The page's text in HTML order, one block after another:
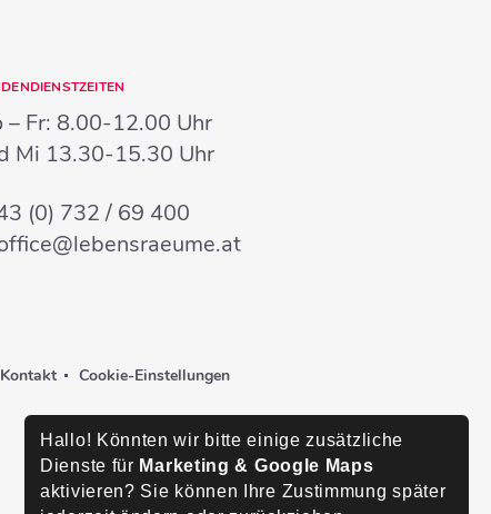
– Fr: 8.00-12.00 Uhr
Mi 13.30-15.30 Uhr
(0) 732 / 69 400
Kontakt Cookie-Einstellungen
Hallo! Könnten wir bitte einige zusätzliche
Dienste für Marketing & Google Maps
aktivieren? Sie können Ihre Zustimmung später